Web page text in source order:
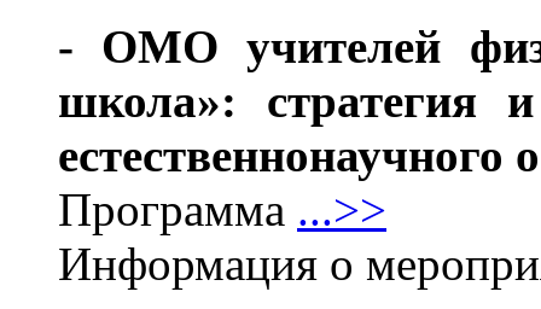
- ОМО учителей
школа»: стратегия
естественнонаучного
Программа ...>>
Информация о